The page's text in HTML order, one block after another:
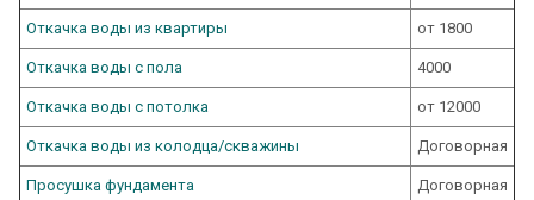
Откачка воды из квартиры от 1800
Откачка воды с пола 4000
Откачка воды с потолка от 12000
Откачка воды из колодца/скважины Договорная
Просушка фундамента Договорная